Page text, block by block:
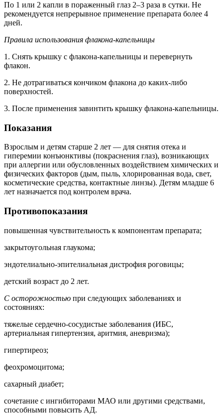
По 1 или 2 капли в пораженный глаз 2–3 раза в сутки. Не
рекомендуется непрерывное применение препарата более 4
дней.
Правила использования флакона-капельницы
1. Снять крышку с флакона-капельницы и перевернуть
флакон.
2. Не дотрагиваться кончиком флакона до каких-либо
поверхностей.
3. После применения завинтить крышку флакона-капельницы.
Показания
Взрослым и детям старше 2 лет — для снятия отека и
гиперемии конъюнктивы (покраснения глаз), возникающих
при аллергии или обусловленных воздействием химических и
физических факторов (дым, пыль, хлорированная вода, свет,
косметические средства, контактные линзы). Детям младше 6
лет назначается под контролем врача.
Противопоказания
повышенная чувствительность к компонентам препарата;
закрытоугольная глаукома;
эндотелиально-эпителиальная дистрофия роговицы;
детский возраст до 2 лет.
С осторожностью при следующих заболеваниях и
состояниях:
тяжелые сердечно-сосудистые заболевания (ИБС,
артериальная гипертензия, аритмия, аневризма);
гипертиреоз;
феохромоцитома;
сахарный диабет;
сочетание с ингибиторами МАО или другими средствами,
способными повысить АД.